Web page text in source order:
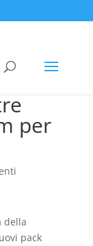
per
della
pack